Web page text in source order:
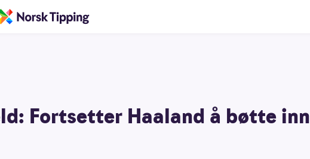
Fortsetter Haaland å bøtte inn